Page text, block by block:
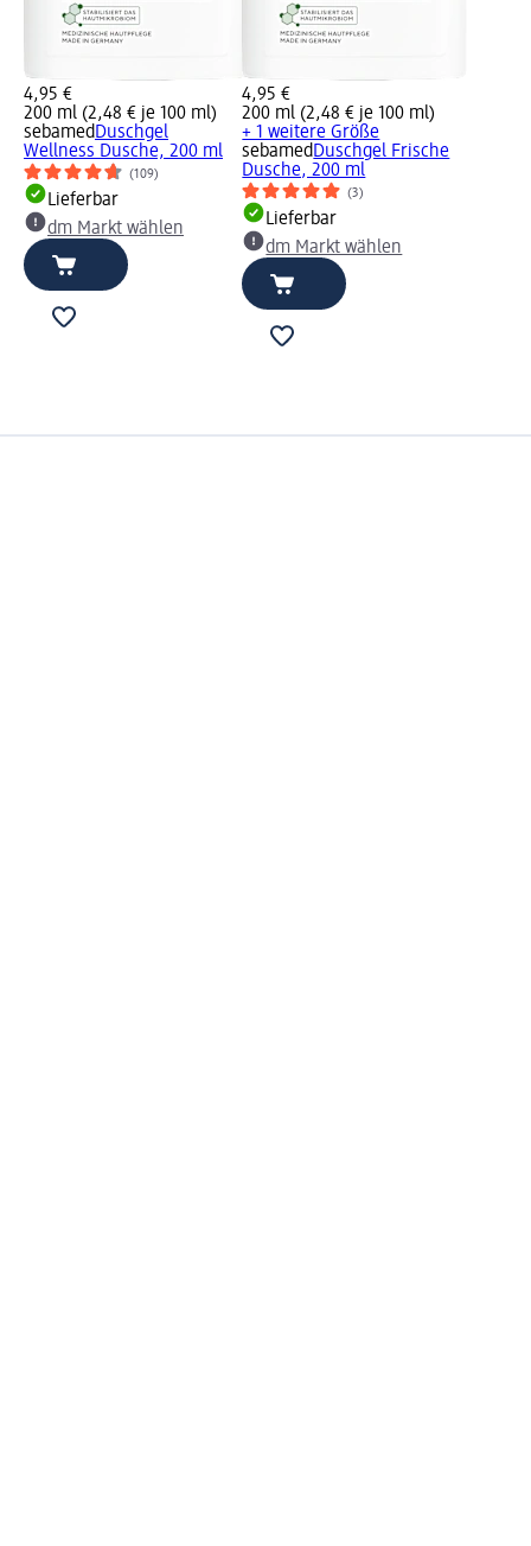
4,95 €
200 ml (2,48 € je 100 ml)
sebamedDuschgel
Wellness Dusche, 200 ml
(109)
Lieferbar
dm Markt wählen
4,95 €
200 ml (2,48 € je 100 ml)
+ 1 weitere Größe
sebamedDuschgel Frische
Dusche, 200 ml
(3)
Lieferbar
dm Markt wählen